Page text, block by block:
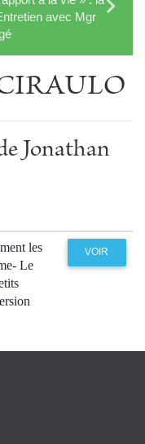
avec Mgr
Jonathan
les
Le
VOIR